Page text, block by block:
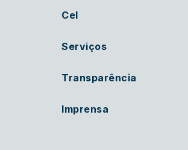
Cel
Serviços
Transparência
Imprensa